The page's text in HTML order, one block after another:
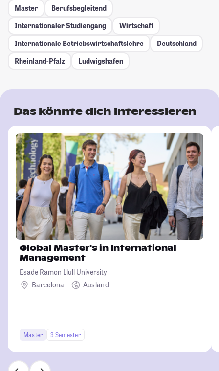
Master
Berufsbegleitend
Internationaler Studiengang
Wirtschaft
Internationale Betriebswirtschaftslehre
Deutschland
Rheinland-Pfalz
Ludwigshafen
Das könnte dich interessieren
Global Master's in International
Management
Esade Ramon Llull University
Barcelona
Ausland
Master 3 Semester